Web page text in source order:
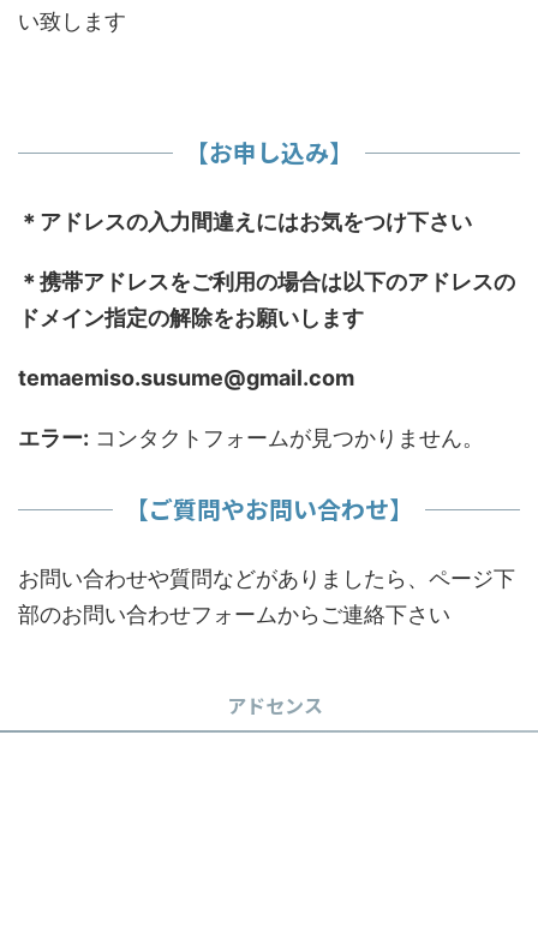
い致します
【お申し込み】
＊アドレスの入力間違えにはお気をつけ下さい
＊携帯アドレスをご利用の場合は以下のアドレスの
ドメイン指定の解除をお願いします
temaemiso.susume@gmail.com
エラー: コンタクトフォームが見つかりません。
【ご質問やお問い合わせ】
お問い合わせや質問などがありましたら、ページ下
部のお問い合わせフォームからご連絡下さい
アドセンス